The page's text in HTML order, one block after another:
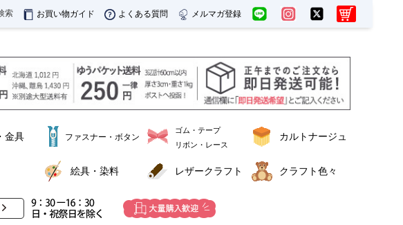
索 お買い物ガイド よくある質問 メルマガ登録
金具 ファスナー・ボタン
ゴム・テープ
リボン・レース
カルトナージュ
絵具・染料 レザークラフト クラフト色々